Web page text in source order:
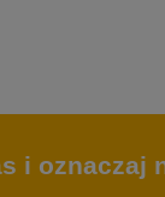
i oznaczaj